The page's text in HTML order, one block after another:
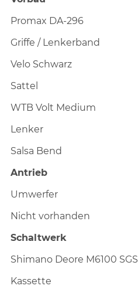
Promax DA-296
Griffe / Lenkerband
Velo Schwarz
Sattel
WTB Volt Medium
Lenker
Salsa Bend
Antrieb
Umwerfer
Nicht vorhanden
Schaltwerk
Shimano Deore M6100 SGS
Kassette